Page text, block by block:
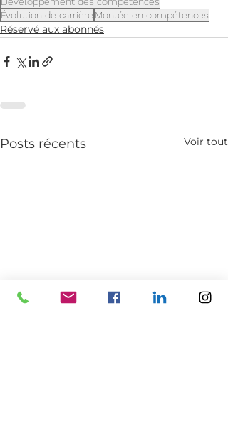
Évolution de carrière Montée en compétences
Réservé aux abonnés
Posts récents Voir tout